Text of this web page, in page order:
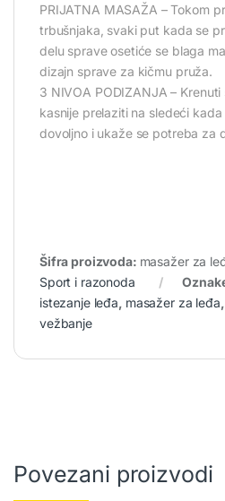
PRIJATNA MASAŽA – Tokom
trbušnjaka, svaki put kada se
delu sprave osetiće se blaga
dizajn sprave za kičmu pruža.
3 NIVOA PODIZANJA – Krenuti
kasnije prelaziti na sledeći kada
dovoljno i ukaže se potreba za
Šifra proizvoda: masažer za
Sport i razonoda
istezanje leđa, masažer za leđa,
vežbanje
Povezani proizvodi